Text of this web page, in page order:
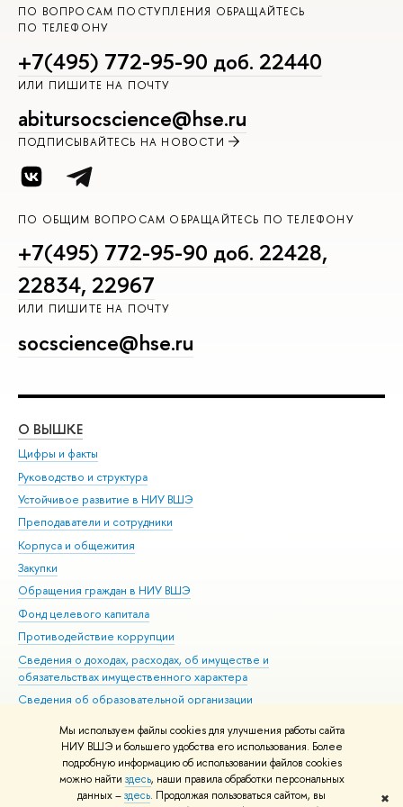
Мы используем файлы cookies для улучшения работы сайта
НИУ ВШЭ и большего удобства его использования. Более
подробную информацию об использовании файлов cookies
можно найти здесь, наши правила обработки персональных
данных –здесь. Продолжая пользоваться сайтом, вы
✖
ПО ВОПРОСАМ ПОСТУПЛЕНИЯ ОБРАЩАЙТЕСЬ
ПО ТЕЛЕФОНУ
+7(495) 772-95-90 доб. 22440
ИЛИ ПИШИТЕ НА ПОЧТУ
abitursocscience@hse.ru
ПОДПИСЫВАЙТЕСЬ НА НОВОСТИ
ПО ОБЩИМ ВОПРОСАМ ОБРАЩАЙТЕСЬ ПО ТЕЛЕФОНУ
+7(495) 772-95-90 доб. 22428,
22834, 22967
ИЛИ ПИШИТЕ НА ПОЧТУ
socscience@hse.ru
О ВЫШКЕ
Цифры и факты
Руководство и структура
Устойчивое развитие в НИУ ВШЭ
Преподаватели и сотрудники
Корпуса и общежития
Закупки
Обращения граждан в НИУ ВШЭ
Фонд целевого капитала
Противодействие коррупции
Сведения о доходах, расходах, об имуществе и
обязательствах имущественного характера
Сведения об образовательной организации
Людям с ограниченными возможностями здоровья
Единая платежная страница
Работа в Вышке